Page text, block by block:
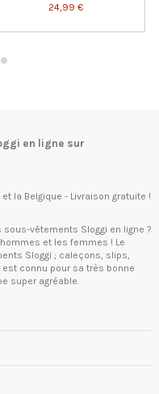
24,99 €
en ligne sur
la Belgique - Livraison gratuite !
vêtements Sloggi en ligne ?
et les femmes ! Le
Sloggi ; caleçons, slips,
connu pour sa très bonne
super agréable.